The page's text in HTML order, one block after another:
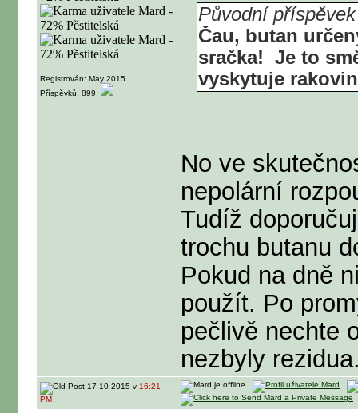
Registrován: May 2015
Příspěvků: 899
Původní
Čau, butan
sračka!
Je to
vyskytuje
No ve
nepolární
Tudíž
trochu butanu
Pokud na dně
použít. Po
pečlivě nechte
nezbyly
17-10-2015 v 16:21
PM